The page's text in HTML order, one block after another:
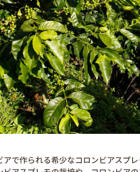
で作られる希少なコロンビアスプ